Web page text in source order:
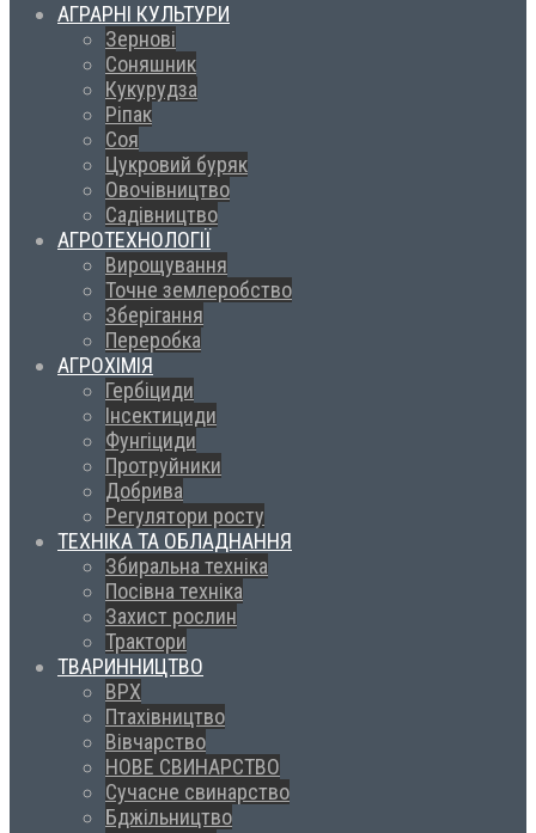
АГРАРНІ КУЛЬТУРИ
Зернові
Соняшник
Кукурудза
Ріпак
Соя
Цукровий буряк
Овочівництво
Садівництво
АГРОТЕХНОЛОГІЇ
Вирощування
Точне землеробство
Зберігання
Переробка
АГРОХІМІЯ
Гербіциди
Інсектициди
Фунгіциди
Протруйники
Добрива
Регулятори росту
ТЕХНІКА ТА ОБЛАДНАННЯ
Збиральна техніка
Посівна техніка
Захист рослин
Трактори
ТВАРИННИЦТВО
ВРХ
Птахівництво
Вівчарство
НОВЕ СВИНАРСТВО
Сучасне свинарство
Бджільництво